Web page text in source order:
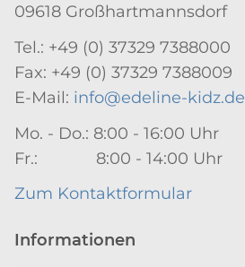
09618 Großhartmannsdorf
Tel.: +49 (0) 37329 7388000
Fax: +49 (0) 37329 7388009
E-Mail: info@edeline-kidz.de
Mo. - Do.: 8:00 - 16:00 Uhr
Fr.: 8:00 - 14:00 Uhr
Zum Kontaktformular
Informationen